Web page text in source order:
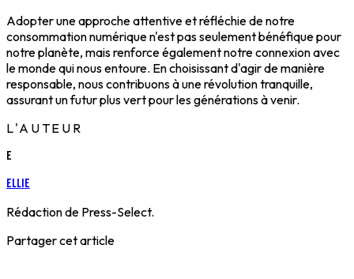
Adopter une approche attentive et réfléchie de notre
consommation numérique n'est pas seulement bénéfique pour
notre planète, mais renforce également notre connexion avec
le monde qui nous entoure. En choisissant d'agir de manière
responsable, nous contribuons à une révolution tranquille,
assurant un futur plus vert pour les générations à venir.
L'AUTEUR
E
Ellie
Rédaction de Press-Select.
Partager cet article